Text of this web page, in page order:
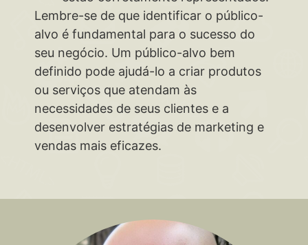
Lembre-se de que identificar o público-
alvo é fundamental para o sucesso do
seu negócio. Um público-alvo bem
definido pode ajudá-lo a criar produtos
ou serviços que atendam às
necessidades de seus clientes e a
desenvolver estratégias de marketing e
vendas mais eficazes.